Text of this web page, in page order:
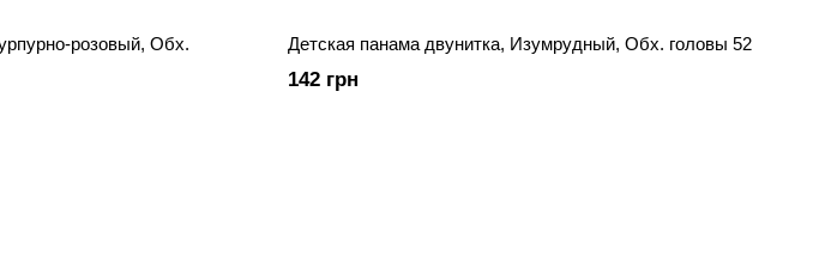
розовый, Обх.
Детская панама двунитка, Изумрудный, Обх. головы 52
142 грн